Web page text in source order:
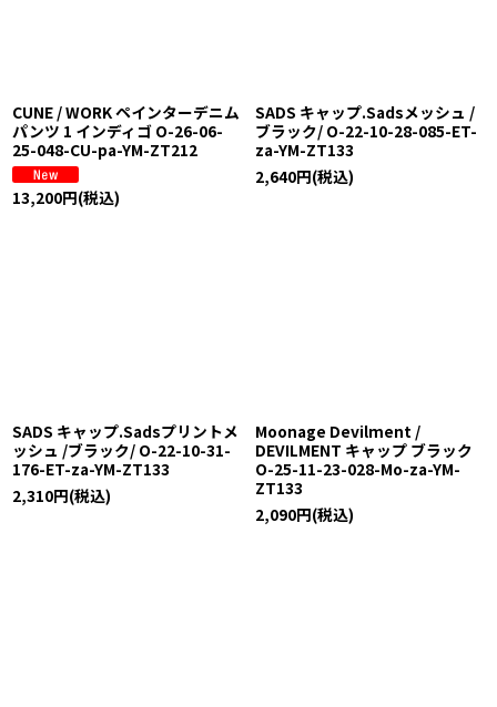
CUNE / WORK ペインターデニム
パンツ 1 インディゴ O-26-06-
25-048-CU-pa-YM-ZT212
13,200円(税込)
SADS キャップ.Sadsメッシュ /
ブラック/ O-22-10-28-085-ET-
za-YM-ZT133
2,640円(税込)
SADS キャップ.Sadsプリントメ
ッシュ /ブラック/ O-22-10-31-
176-ET-za-YM-ZT133
2,310円(税込)
Moonage Devilment /
DEVILMENT キャップ ブラック
O-25-11-23-028-Mo-za-YM-
ZT133
2,090円(税込)